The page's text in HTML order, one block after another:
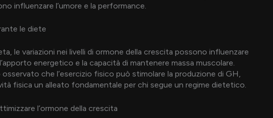
influenzare l’umore e la performance.
le diete
le variazioni nei livelli di ormone della crescita possono influenzare
energetico e la capacità di mantenere massa muscolare.
che l’esercizio fisico può stimolare la produzione di GH,
fisica un alleato fondamentale per chi segue un regime dietetico.
l’ormone della crescita